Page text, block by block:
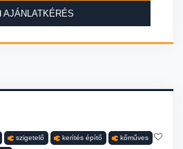
AJÁNLATKÉRÉS
szigetelő kerítés építő kőműves